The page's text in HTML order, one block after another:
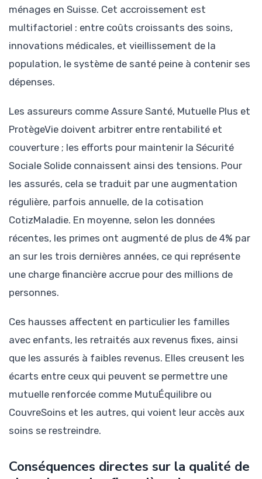
ménages en Suisse. Cet accroissement est
multifactoriel : entre coûts croissants des soins,
innovations médicales, et vieillissement de la
population, le système de santé peine à contenir ses
dépenses.
Les assureurs comme Assure Santé, Mutuelle Plus et
ProtègeVie doivent arbitrer entre rentabilité et
couverture ; les efforts pour maintenir la Sécurité
Sociale Solide connaissent ainsi des tensions. Pour
les assurés, cela se traduit par une augmentation
régulière, parfois annuelle, de la cotisation
CotizMaladie. En moyenne, selon les données
récentes, les primes ont augmenté de plus de 4% par
an sur les trois dernières années, ce qui représente
une charge financière accrue pour des millions de
personnes.
Ces hausses affectent en particulier les familles
avec enfants, les retraités aux revenus fixes, ainsi
que les assurés à faibles revenus. Elles creusent les
écarts entre ceux qui peuvent se permettre une
mutuelle renforcée comme MutuÉquilibre ou
CouvreSoins et les autres, qui voient leur accès aux
soins se restreindre.
Conséquences directes sur la qualité de